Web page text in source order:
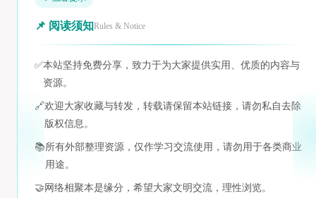
📌 阅读须知Rules & Notice
✅本站坚持免费分享，致力于为大家提供实用、优质的内容与
资源。
🔗欢迎大家收藏与转发，转载请保留本站链接，请勿私自去除
版权信息。
📚所有外部整理资源，仅作学习交流使用，请勿用于各类商业
用途。
🤝 网络相聚本是缘分，希望大家文明交流，理性浏览。